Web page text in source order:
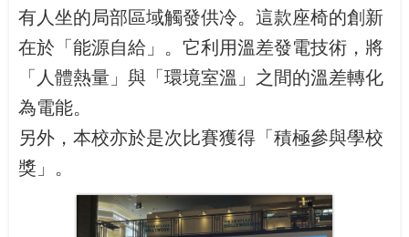
有人坐的局部區域觸發供冷。這款座椅的創新
在於「能源自給」。它利用溫差發電技術，將
「人體熱量」與「環境室溫」之間的溫差轉化
為電能。
另外，本校亦於是次比賽獲得「積極參與學校
獎」。